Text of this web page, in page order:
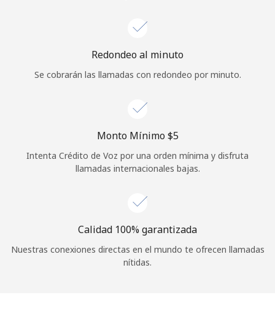
Iniciar Sesión
Continuar con
Redondeo al minuto
Se cobrarán las llamadas con redondeo por minuto.
Monto Mínimo ⁦$5⁩
Intenta Crédito de Voz por una orden mínima y disfruta
llamadas internacionales bajas.
Calidad 100% garantizada
Nuestras conexiones directas en el mundo te ofrecen llamadas
nítidas.